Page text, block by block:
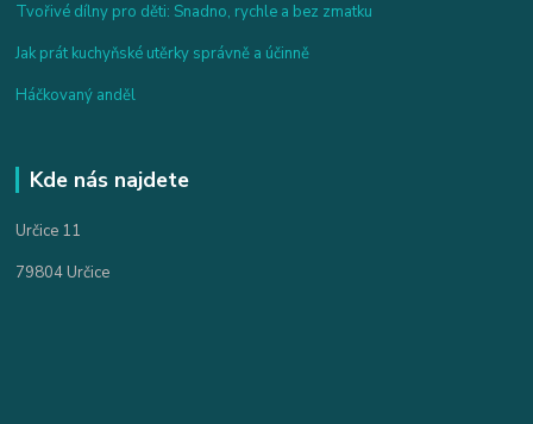
Tvořivé dílny pro děti: Snadno, rychle a bez zmatku
Jak prát kuchyňské utěrky správně a účinně
Háčkovaný anděl
Kde nás najdete
Určice 11
79804 Určice